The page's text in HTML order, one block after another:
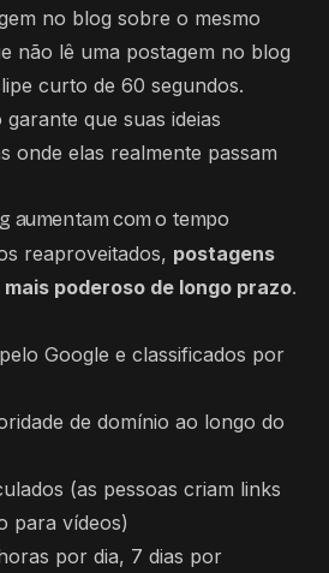
no blog sobre o mesmo
não lê uma postagem no blog
curto de 60 segundos.
que suas ideias
onde elas realmente passam
aumentam com o tempo
reaproveitados, postagens
poderoso de longo prazo.
Google e classificados por
de domínio ao longo do
(as pessoas criam links
para vídeos)
por dia, 7 dias por